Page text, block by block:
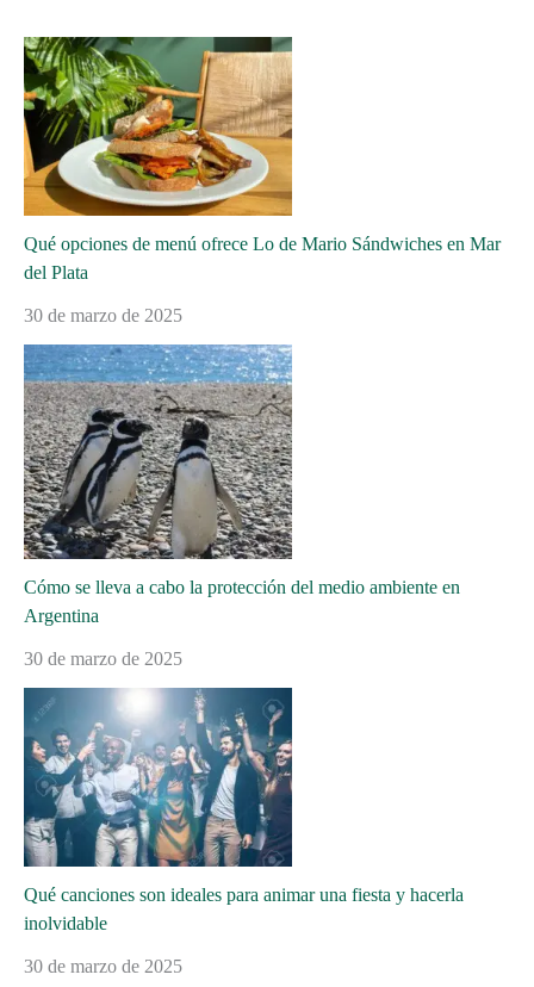
Qué opciones de menú ofrece Lo de Mario Sándwiches en Mar
del Plata
30 de marzo de 2025
Cómo se lleva a cabo la protección del medio ambiente en
Argentina
30 de marzo de 2025
Qué canciones son ideales para animar una fiesta y hacerla
inolvidable
30 de marzo de 2025